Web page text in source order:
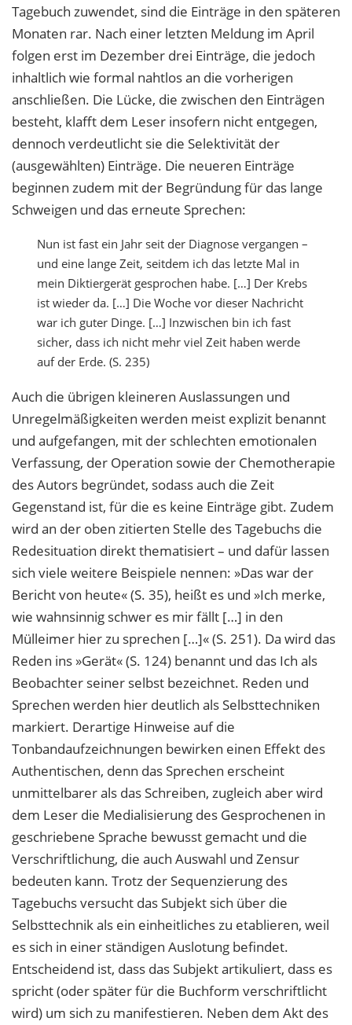
Tagebuch zuwendet, sind die Einträge in den späteren
Monaten rar. Nach einer letzten Meldung im April
folgen erst im Dezember drei Einträge, die jedoch
inhaltlich wie formal nahtlos an die vorherigen
anschließen. Die Lücke, die zwischen den Einträgen
besteht, klafft dem Leser insofern nicht entgegen,
dennoch verdeutlicht sie die Selektivität der
(ausgewählten) Einträge. Die neueren Einträge
beginnen zudem mit der Begründung für das lange
Schweigen und das erneute Sprechen:
Nun ist fast ein Jahr seit der Diagnose vergangen –
und eine lange Zeit, seitdem ich das letzte Mal in
mein Diktiergerät gesprochen habe. […] Der Krebs
ist wieder da. […] Die Woche vor dieser Nachricht
war ich guter Dinge. […] Inzwischen bin ich fast
sicher, dass ich nicht mehr viel Zeit haben werde
auf der Erde. (S. 235)
Auch die übrigen kleineren Auslassungen und
Unregelmäßigkeiten werden meist explizit benannt
und aufgefangen, mit der schlechten emotionalen
Verfassung, der Operation sowie der Chemotherapie
des Autors begründet, sodass auch die Zeit
Gegenstand ist, für die es keine Einträge gibt. Zudem
wird an der oben zitierten Stelle des Tagebuchs die
Redesituation direkt thematisiert – und dafür lassen
sich viele weitere Beispiele nennen: »Das war der
Bericht von heute« (S. 35), heißt es und »Ich merke,
wie wahnsinnig schwer es mir fällt […] in den
Mülleimer hier zu sprechen […]« (S. 251). Da wird das
Reden ins »Gerät« (S. 124) benannt und das Ich als
Beobachter seiner selbst bezeichnet. Reden und
Sprechen werden hier deutlich als Selbsttechniken
markiert. Derartige Hinweise auf die
Tonbandaufzeichnungen bewirken einen Effekt des
Authentischen, denn das Sprechen erscheint
unmittelbarer als das Schreiben, zugleich aber wird
dem Leser die Medialisierung des Gesprochenen in
geschriebene Sprache bewusst gemacht und die
Verschriftlichung, die auch Auswahl und Zensur
bedeuten kann. Trotz der Sequenzierung des
Tagebuchs versucht das Subjekt sich über die
Selbsttechnik als ein einheitliches zu etablieren, weil
es sich in einer ständigen Auslotung befindet.
Entscheidend ist, dass das Subjekt artikuliert, dass es
spricht (oder später für die Buchform verschriftlicht
wird) um sich zu manifestieren. Neben dem Akt des